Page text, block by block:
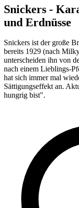
Snickers -
und Erdnüsse
Snickers ist der große
bereits 1929 (nach
unterscheiden ihn von
nach einem Lieblings-
hat sich immer mal
Sättigungseffekt an.
hungrig bist".